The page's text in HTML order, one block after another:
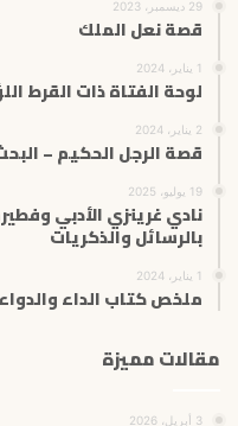
29 ديسمبر، 2023
قصة نعل الملك
1 يناير، 2024
لوحة الفتاة ذات القرط
2 يناير، 2024
قصة الرجل الحكيم –
19 يوليو، 2025
نادي غرينزي الأدبي
بالرسائل والذكريات
1 يناير، 2024
ملخص كتاب الداء
مقالات مميزة
3 أبريل، 2026